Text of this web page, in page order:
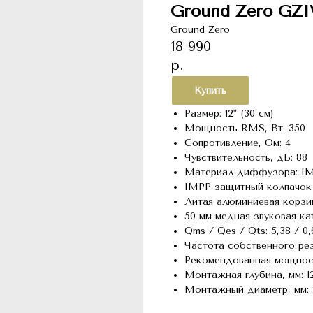
Ground Zero
Ground Zero
18 990
р.
Купить
Размер: 12" (30 см)
Мощность RMS, Вт: 350
Сопротивление, Ом: 4
Чувствительность, дБ: 88
Материал диффузора:
IMPP защитный
Литая алюминиевая
50 мм медная звуковая
Qms / Qes / Qts: 5,38 /
Частота собственного
Рекомендованная
Монтажная глубина, мм:
Монтажный диаметр, мм: